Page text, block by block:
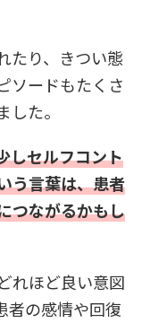
たり、きつい態
ソードもたくさ
た。
しセルフコント
う言葉は、患者
つながるかもし
れほど良い意図
者の感情や回復